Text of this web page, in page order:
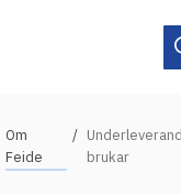
tjenester
Om
Feide
brukar